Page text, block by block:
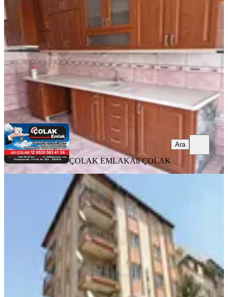
Merkez, Davraz Mahallesi
130 m²·4. Kat·
21.000 ₺
ÇOLAK EMLAK Ali ÇOLAK
Ara
ÇOLAK EMLAKAli ÇOLAK
Ara
Özkanlar Ana Cadde Üzeri 4+1 Geniş
Kullanışlı Kiralık Daire
Merkez, Bahçelievler Mahallesi
4+1
200 m² 1. Kat·03.08.2026
36.000 ₺